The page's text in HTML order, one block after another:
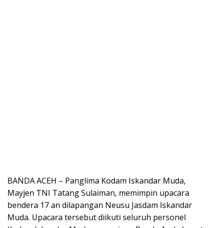
BANDA ACEH – Panglima Kodam Iskandar Muda,
Mayjen TNI Tatang Sulaiman, memimpin upacara
bendera 17 an dilapangan Neusu Jasdam Iskandar
Muda. Upacara tersebut diikuti seluruh personel